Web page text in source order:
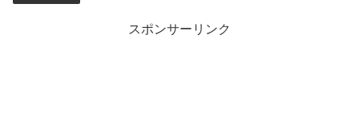
スポンサーリンク